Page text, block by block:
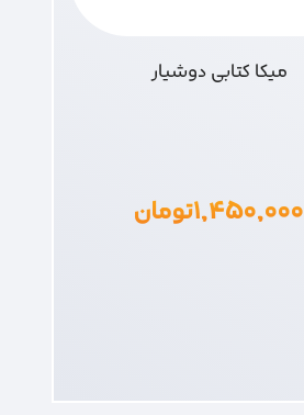
میکا کتابی دوشیار
۱,۴۵۰,۰۰۰تومان